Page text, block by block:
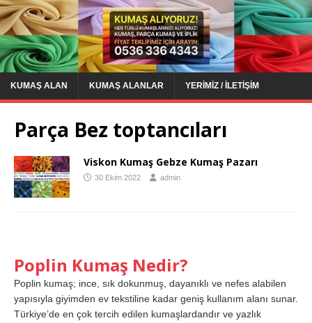
KUMAŞ ALAN KUMAŞ ALANLAR YERIMIZ / İLETIŞIM
Parça Bez toptancıları
Viskon Kumaş Gebze Kumaş Pazarı
30 Ekim 2022 admin
Poplin Kumaş Nedir?
Poplin kumaş; ince, sık dokunmuş, dayanıklı ve nefes alabilen
yapısıyla giyimden ev tekstiline kadar geniş kullanım alanı sunar.
Türkiye’de en çok tercih edilen kumaşlardandır ve yazlık